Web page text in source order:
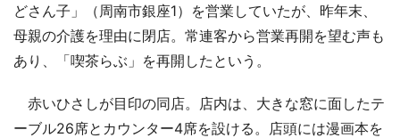
どさん子」（周南市銀座1）を営業していたが、昨年末、
母親の介護を理由に閉店。常連客から営業再開を望む声も
あり、「喫茶らぶ」を再開したという。
赤いひさしが目印の同店。店内は、大きな窓に面したテ
ーブル26席とカウンター4席を設ける。店頭には漫画本を